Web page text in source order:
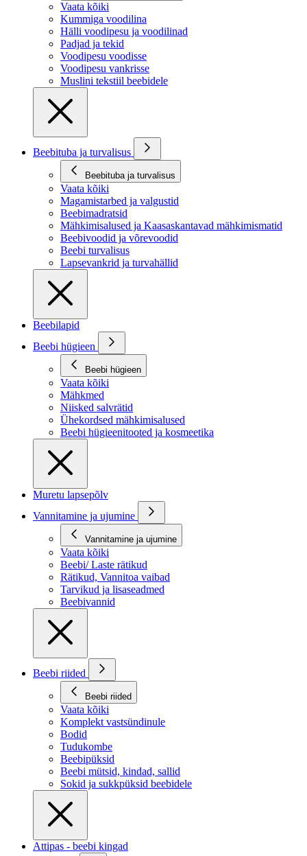
Vaata kõiki
Kummiga voodilina
Hälli voodipesu ja voodilinad
Padjad ja tekid
Voodipesu voodisse
Voodipesu vankrisse
Muslini tekstiil beebidele
Beebituba ja turvalisus
Beebituba ja turvalisus
Vaata kõiki
Magamistarbed ja valgustid
Beebimadratsid
Mähkimisalused ja Kaasaskantavad mähkimismatid
Beebivoodid ja võrevoodid
Beebi turvalisus
Lapsevankrid ja turvahällid
Beebilapid
Beebi hügieen
Beebi hügieen
Vaata kõiki
Mähkmed
Niisked salvrätid
Ühekordsed mähkimisalused
Beebi hügieenitooted ja kosmeetika
Muretu lapsepõlv
Vannitamine ja ujumine
Vannitamine ja ujumine
Vaata kõiki
Beebi/ Laste rätikud
Rätikud, Vannitoa vaibad
Tarvikud ja lisaseadmed
Beebivannid
Beebi riided
Beebi riided
Vaata kõiki
Komplekt vastsündinule
Bodid
Tudukombe
Beebipüksid
Beebi mütsid, kindad, sallid
Sokid ja sukkpüksid beebidele
Attipas - beebi kingad